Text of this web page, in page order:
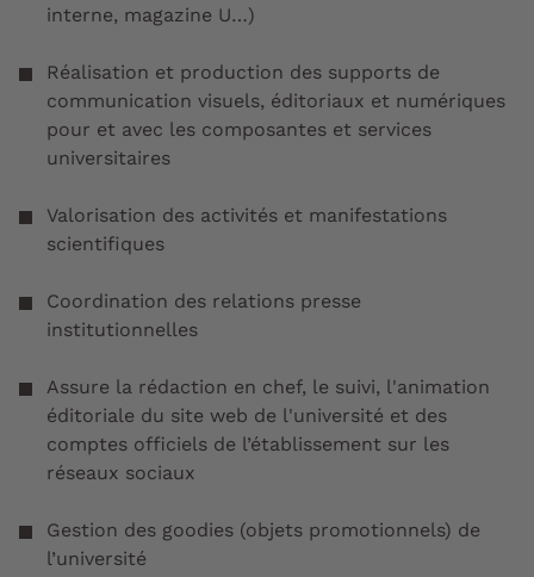
interne, magazine U…)
Réalisation et production des supports de
communication visuels, éditoriaux et numériques
pour et avec les composantes et services
universitaires
Valorisation des activités et manifestations
scientifiques
Coordination des relations presse
institutionnelles
Assure la rédaction en chef, le suivi, l'animation
éditoriale du site web de l'université et des
comptes officiels de l’établissement sur les
réseaux sociaux
Gestion des goodies (objets promotionnels) de
l’université